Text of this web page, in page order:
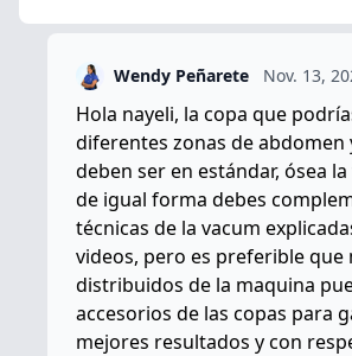
Wendy Peñarete Nov. 13,
Hola nayeli, la copa que
diferentes zonas de abdomen
deben ser en estándar, ósea
de igual forma debes
técnicas de la vacum
videos, pero es preferible que
distribuidos de la maquina
accesorios de las copas para
mejores resultados y con